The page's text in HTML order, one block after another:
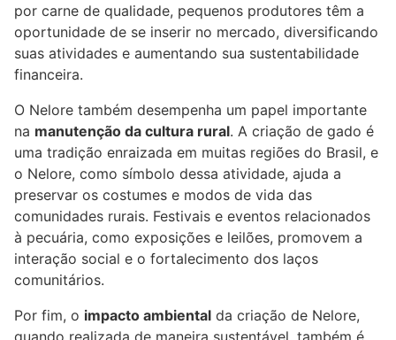
por carne de qualidade, pequenos produtores têm a
oportunidade de se inserir no mercado, diversificando
suas atividades e aumentando sua sustentabilidade
financeira.
O Nelore também desempenha um papel importante
na manutenção da cultura rural. A criação de gado é
uma tradição enraizada em muitas regiões do Brasil, e
o Nelore, como símbolo dessa atividade, ajuda a
preservar os costumes e modos de vida das
comunidades rurais. Festivais e eventos relacionados
à pecuária, como exposições e leilões, promovem a
interação social e o fortalecimento dos laços
comunitários.
Por fim, o impacto ambiental da criação de Nelore,